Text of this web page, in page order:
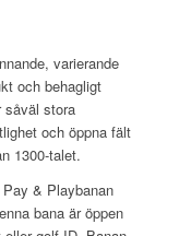
varierande
och behagligt
såväl stora
och öppna fält
1300-talet.
& Playbanan
bana är öppen